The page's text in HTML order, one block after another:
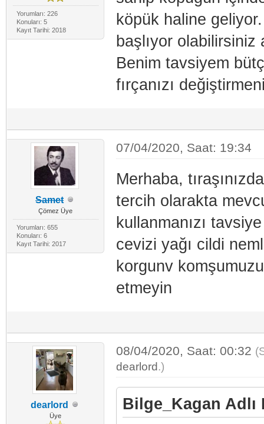
Yorumları: 226
Konuları: 5
Kayıt Tarihi: 2018
köpük haline
başlıyor
Benim tavsiyem
fırçanızı
Samet
Çömez Üye
Yorumları: 655
Konuları: 6
Kayıt Tarihi: 2017
07/04/2020, Saat: 19:34
Merhaba,
tercih olarakta
kullanmanızı
cevizi yağı cildi
korgunv
etmeyin
dearlord
Üye
08/04/2020, Saat: 00:32
dearlord.)
Bilge_Kagan Adlı